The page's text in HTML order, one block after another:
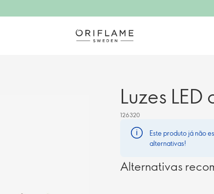
Luzes
126320
Este produto já não
alternativas!
Alternativas